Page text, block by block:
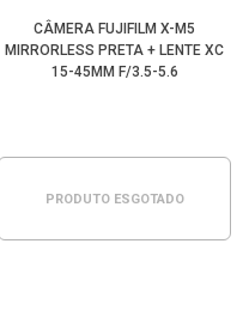
CÂMERA FUJIFILM X-M5
MIRRORLESS PRETA + LENTE XC
15-45MM F/3.5-5.6
PRODUTO ESGOTADO